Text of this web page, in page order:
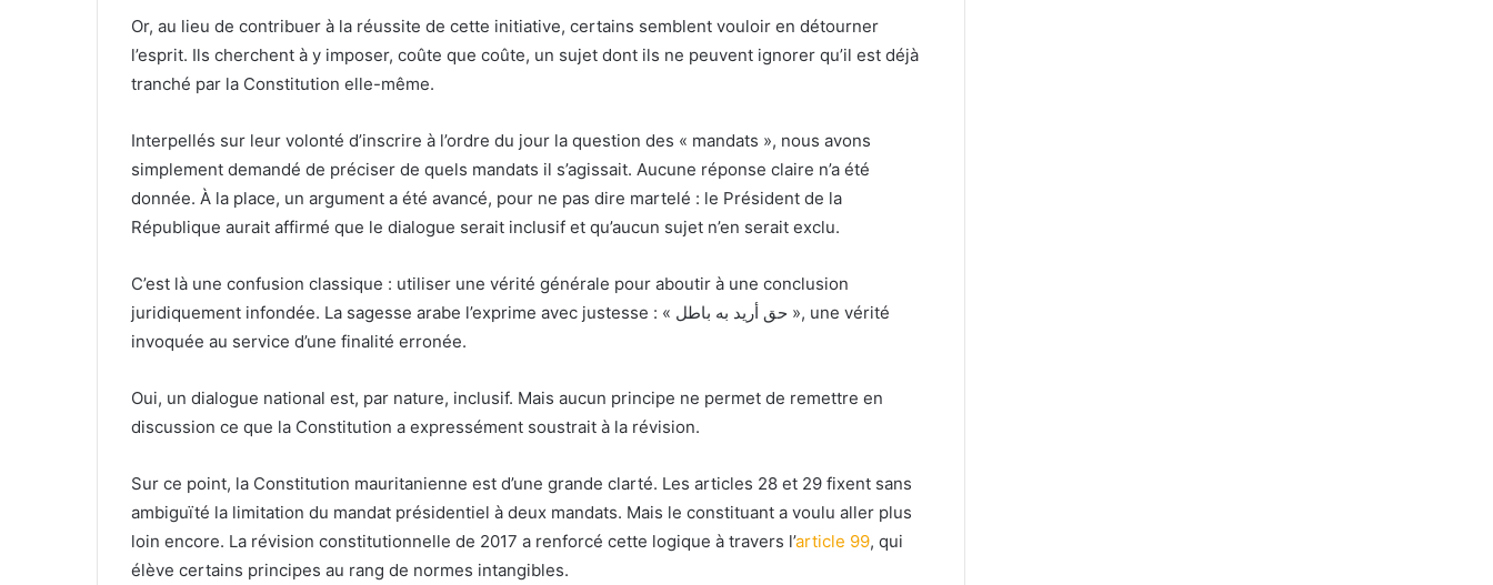
Or, au lieu de contribuer à la réussite de cette initiative, certains semblent vouloir en détourner
l’esprit. Ils cherchent à y imposer, coûte que coûte, un sujet dont ils ne peuvent ignorer qu’il est déjà
tranché par la Constitution elle-même.
Interpellés sur leur volonté d’inscrire à l’ordre du jour la question des « mandats », nous avons
simplement demandé de préciser de quels mandats il s’agissait. Aucune réponse claire n’a été
donnée. À la place, un argument a été avancé, pour ne pas dire martelé : le Président de la
République aurait affirmé que le dialogue serait inclusif et qu’aucun sujet n’en serait exclu.
C’est là une confusion classique : utiliser une vérité générale pour aboutir à une conclusion
juridiquement infondée. La sagesse arabe l’exprime avec justesse : « حق أريد به باطل », une vérité
invoquée au service d’une finalité erronée.
Oui, un dialogue national est, par nature, inclusif. Mais aucun principe ne permet de remettre en
discussion ce que la Constitution a expressément soustrait à la révision.
Sur ce point, la Constitution mauritanienne est d’une grande clarté. Les articles 28 et 29 fixent sans
ambiguïté la limitation du mandat présidentiel à deux mandats. Mais le constituant a voulu aller plus
loin encore. La révision constitutionnelle de 2017 a renforcé cette logique à travers l’article 99, qui
élève certains principes au rang de normes intangibles.